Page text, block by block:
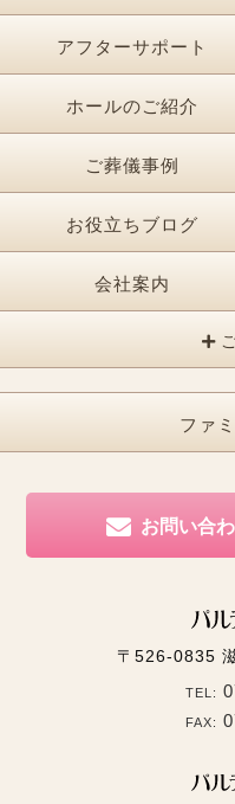
アフターサポート
ホールのご紹介
ご葬儀事例
お役立ちブログ
会社案内
ファ
お問い合
〒526-0835
TEL:
FAX: